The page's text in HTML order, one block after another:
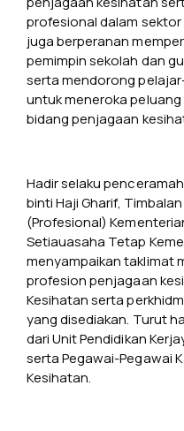
profesional dalam
juga berperanan
pemimpin sekolah dan
serta mendorong
untuk meneroka
bidang penjagaan
Hadir selaku
binti Haji Gharif,
(Profesional)
Setiauasaha Tetap
menyampaikan taklimat
profesion penjagaan
Kesihatan serta
yang disediakan. Turut
dari Unit Pendidikan
serta Pegawai-Pegawai
Kesihatan.